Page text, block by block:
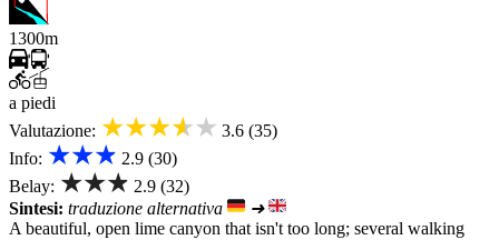
1300m
a piedi
Valutazione: ★★★★★ 3.6 (35)
Info: ★★★ 2.9 (30)
Belay: ★★★ 2.9 (32)
Sintesi: traduzione alternativa
➜
A beautiful, open lime canyon that isn't too long; several walking